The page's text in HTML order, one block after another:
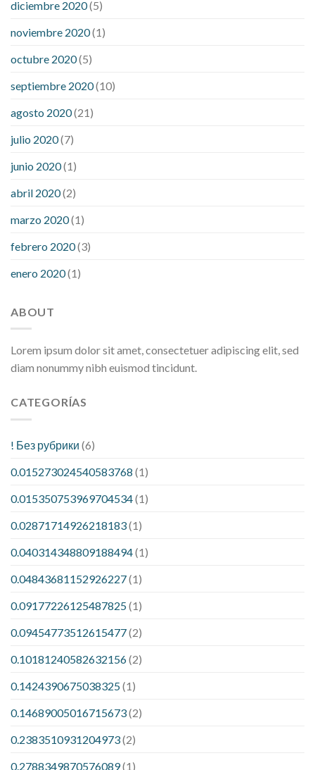
diciembre 2020(5)
noviembre 2020(1)
octubre 2020(5)
septiembre 2020(10)
agosto 2020(21)
julio 2020(7)
junio 2020(1)
abril 2020(2)
marzo 2020(1)
febrero 2020(3)
enero 2020(1)
ABOUT
Lorem ipsum dolor sit amet, consectetuer adipiscing elit, sed
diam nonummy nibh euismod tincidunt.
CATEGORÍAS
! Без рубрики (6)
0.015273024540583768 (1)
0.015350753969704534(1)
0.02871714926218183(1)
0.040314348809188494(1)
0.04843681152926227(1)
0.09177226125487825(1)
0.09454773512615477(2)
0.10181240582632156(2)
0.1424390675038325(1)
0.14689005016715673(2)
0.2383510931204973(2)
0.2788349870576089(1)